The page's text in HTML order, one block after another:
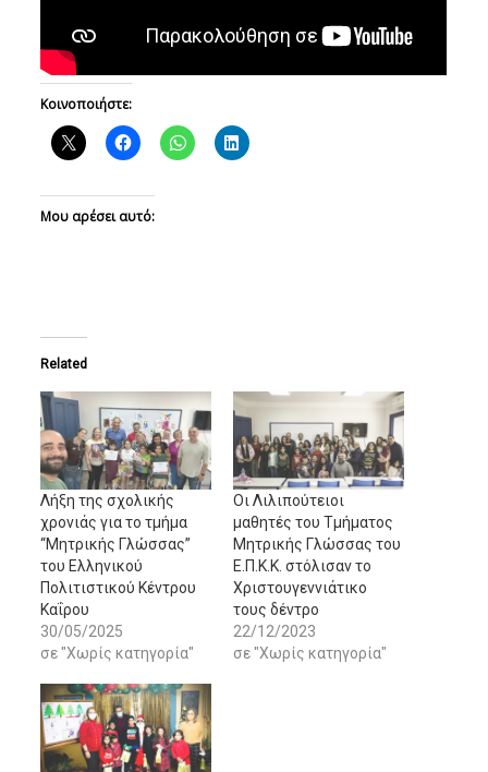
Κοινοποιήστε:
Μου αρέσει αυτό:
Related
Λήξη της σχολικής
χρονιάς για το τμήμα
“Μητρικής Γλώσσας”
του Ελληνικού
Πολιτιστικού Κέντρου
Καΐρου
30/05/2025
σε "Χωρίς κατηγορία"
Οι Λιλιπούτειοι
μαθητές του Τμήματος
Μητρικής Γλώσσας του
Ε.Π.Κ.Κ. στόλισαν το
Χριστουγεννιάτικο
τους δέντρο
22/12/2023
σε "Χωρίς κατηγορία"